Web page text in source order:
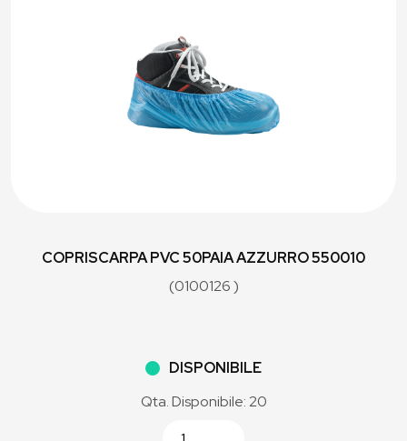
COPRISCARPA PVC 50PAIA AZZURRO 550010
(0100126 )
DISPONIBILE
Qta. Disponibile: 20